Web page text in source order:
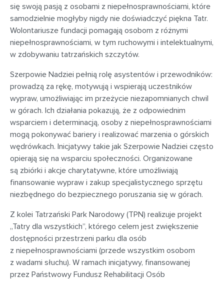
się swoją pasją z osobami z niepełnosprawnościami, które
samodzielnie mogłyby nigdy nie doświadczyć piękna Tatr.
Wolontariusze fundacji pomagają osobom z różnymi
niepełnosprawnościami, w tym ruchowymi i intelektualnymi,
w zdobywaniu tatrzańskich szczytów.
Szerpowie Nadziei pełnią rolę asystentów i przewodników:
prowadzą za rękę, motywują i wspierają uczestników
wypraw, umożliwiając im przeżycie niezapomnianych chwil
w górach. Ich działania pokazują, że z odpowiednim
wsparciem i determinacją, osoby z niepełnosprawnościami
mogą pokonywać bariery i realizować marzenia o górskich
wędrówkach. Inicjatywy takie jak Szerpowie Nadziei często
opierają się na wsparciu społeczności. Organizowane
są zbiórki i akcje charytatywne, które umożliwiają
finansowanie wypraw i zakup specjalistycznego sprzętu
niezbędnego do bezpiecznego poruszania się w górach.
Z kolei Tatrzański Park Narodowy (TPN) realizuje projekt
„Tatry dla wszystkich”, którego celem jest zwiększenie
dostępności przestrzeni parku dla osób
z niepełnosprawnościami (przede wszystkim osobom
z wadami słuchu). W ramach inicjatywy, finansowanej
przez Państwowy Fundusz Rehabilitacji Osób